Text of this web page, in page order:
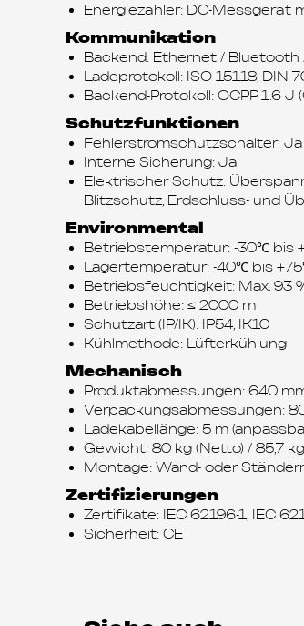
Energiezähler: DC-Messgerät
Kommunikation
Backend: Ethernet / Bluetooth
Ladeprotokoll: ISO 15118, DIN
Backend-Protokoll: OCPP 1.6
Schutzfunktionen
Fehlerstromschutzschalter: Ja
Interne Sicherung: Ja
Elektrischer Schutz:
Blitzschutz, Erdschluss- und
Environmental
Betriebstemperatur: -30℃ bis
Lagertemperatur: -40℃ bis
Betriebsfeuchtigkeit: Max. 93
Betriebshöhe: ≤ 2000 m
Schutzart (IP/IK): IP54, IK10
Kühlmethode: Lüfterkühlung
Mechanisch
Produktabmessungen: 640
Verpackungsabmessungen:
Ladekabellänge: 5 m
Gewicht: 80 kg (Netto) / 85,7
Montage: Wand- oder
Zertifizierungen
Zertifikate: IEC 62196-1, IEC
Sicherheit: CE